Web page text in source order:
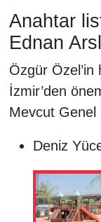
Anahtar
Ednan
Özgür Özel’in
İzmir’den
Mevcut Genel
Deniz